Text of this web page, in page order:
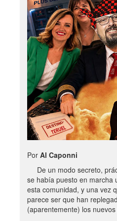
Por Al Caponni
De un modo secreto,
se había puesto en marcha
esta comunidad, y una vez
parece ser que han
(aparentemente) los